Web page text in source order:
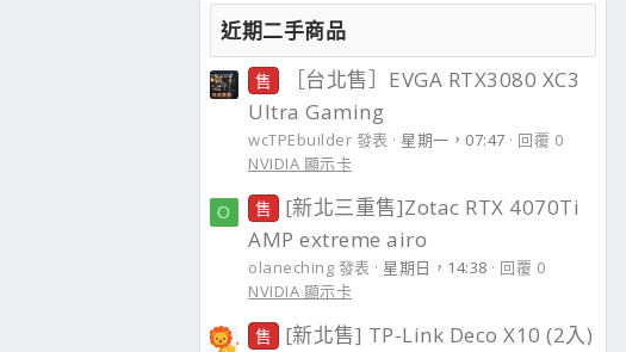
近期二手商品
售
［台北售］EVGA RTX3080 XC3
Ultra Gaming
wcTPEbuilder 發表 星期一，07:47
回覆 0
NVIDIA 顯示卡
O 售
[新北三重售]Zotac RTX 4070Ti
AMP extreme airo
olaneching 發表 星期日，14:38
回覆 0
NVIDIA 顯示卡
售
[新北售] TP-Link Deco X10 (2入)